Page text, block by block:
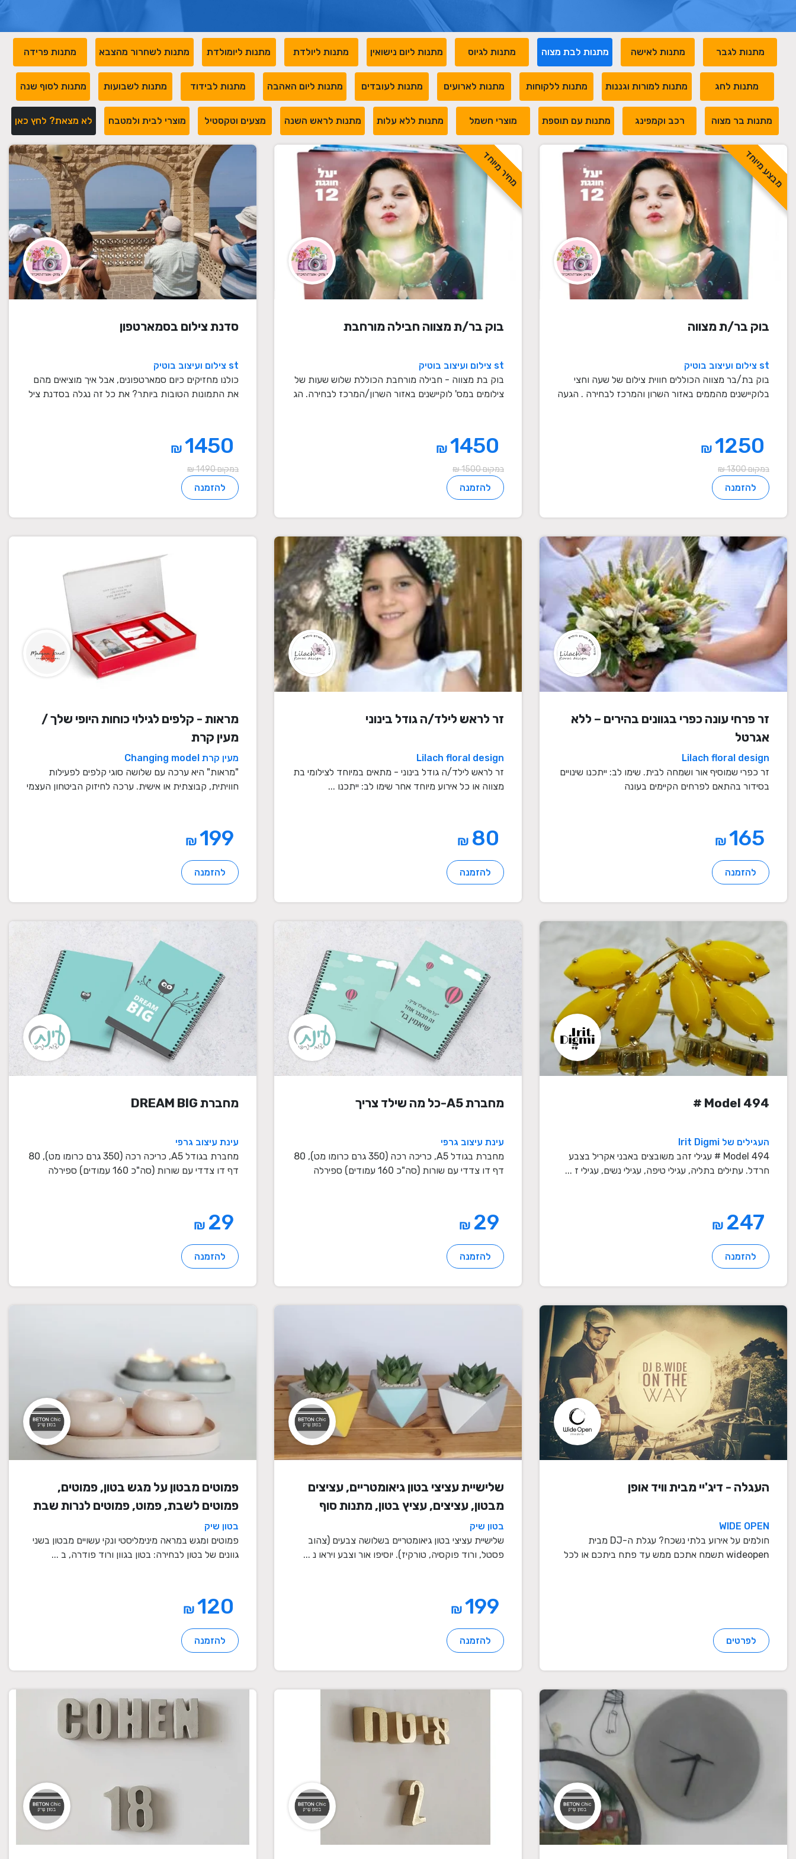
מתנות לגבר מתנות לאישה מתנות לבת מצוה מתנות לגיוס מתנות ליום נישואין מתנות ליולדת מתנות ליומולדת מתנות לשחרור מהצבא מתנות פרידה
מתנות לחג מתנות למורות וגננות מתנות ללקוחות מתנות לארועים מתנות לעובדים מתנות ליום האהבה מתנות לבידוד מתנות לשבועות מתנות לסוף שנה
מתנות בר מצוה רכב וקמפינג מתנות עם תוספת מוצרי חשמל מתנות ללא עלות מתנות לראש השנה מצעים וטקסטיל מוצרי לבית ולמטבח לא מצאת? לחץ כאן
מבצע מיוחד
בוק בר/ת מצווה
st צילום ועיצוב בוטיק
בוק בת/בר מצווה הכוללים חווית צילום של שעה וחצי
בלוקיישנים מהממים באזור השרון והמרכז לבחירה . הגעה
₪
במקום 1300 ₪
להזמנה
מחיר מיוחד
בוק בר/ת מצווה חבילה מורחבת
st צילום ועיצוב בוטיק
בוק בת מצווה - חבילה מורחבת הכוללת שלוש שעות של
צילומים במס' לוקיישנים באזור השרון/המרכז לבחירה. הג
₪
במקום 1500 ₪
להזמנה
סדנת צילום בסמארטפון
st צילום ועיצוב בוטיק
כולנו מחזיקים כיום סמארטפונים, אבל איך מוציאים מהם
את התמונות הטובות ביותר? את כל זה נגלה בסדנת ציל
₪
במקום 1490 ₪
להזמנה
זר פרחי עונה כפרי בגוונים בהירים – ללא
אגרטל
Lilach floral design
זר כפרי שמוסיף אור ושמחה לבית. שימו לב: ייתכנו שינויים
בסידור בהתאם לפרחים הקיימים בעונה
₪
להזמנה
זר לראש לילד/ה גודל בינוני
Lilach floral design
זר לראש לילד/ה גודל בינוני - מתאים במיוחד לצילומי בת
מצווה או כל אירוע מיוחד אחר שימו לב: ייתכנו ...
₪
להזמנה
מראות - קלפים לגילוי כוחות היופי שלך /
מעין קרת
מעין קרת Changing model
"מראות" היא ערכה עם שלושה סוגי קלפים לפעילות
חוויתית, קבוצתית או אישית. ערכה לחיזוק הביטחון העצמי
₪
להזמנה
Model 494 #
העגילים של Irit Digmi
Model 494 # עגילי זהב משובצים באבני אקריל בצבע
חרדל. עתילים בתליה, עגילי טיפה, עגילי נשים, עגילי ז ...
₪
להזמנה
מחברת A5-כל מה שילד צריך
עינת עיצוב גרפי
מחברת בגודל A5, כריכה רכה (350 גרם כרומו מט), 80
דף דו צדדי עם שורות (סה"כ 160 עמודים) ספירלה
₪
להזמנה
מחברת DREAM BIG
עינת עיצוב גרפי
מחברת בגודל A5, כריכה רכה (350 גרם כרומו מט), 80
דף דו צדדי עם שורות (סה"כ 160 עמודים) ספירלה
₪
להזמנה
העגלה - דיג'יי מבית וויד אופן
WIDE OPEN
חולמים על אירוע בלתי נשכח? עגלת ה-DJ מבית
wideopen תשמח אתכם ממש עד פתח ביתכם או לכל
לפרטים
שלישיית עציצי בטון גיאומטריים, עציצים
מבטון, עציצים, עציץ בטון, מתנות סוף
שנה, מתנה לבית, מתנה ליום הולדת,
עיצוב הבית, מתנות סוף שנה למורים
בטון שיק
שלישיית עציצי בטון גיאומטריים בשלושה צבעים (צהוב
פסטל, ורוד פוקסיה, טורקיז). יוסיפו אור וצבע ויראו נ ...
₪
להזמנה
פמוטים מבטון על מגש בטון, פמוטים,
פמוטים לשבת, פמוט, פמוטים לנרות שבת
בטון שיק
פמוטים ומגש במראה מינימליסטי ונקי עשויים מבטון בשני
גוונים של בטון לבחירה: בטון בגוון ורוד פודרה, ב ...
₪
להזמנה